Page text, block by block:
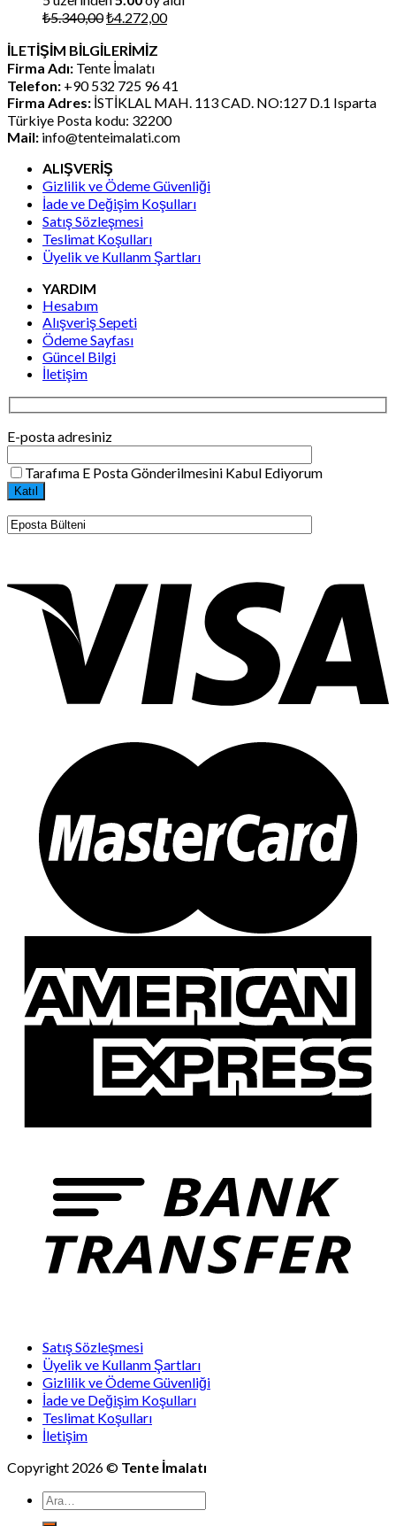
₺5.340,00Orijinal
₺5.340,00.
₺4.272,00Şu
İLETİŞİM BİLGİLERİMİZ
Firma Adı: Tente İmalatı
Telefon: +90 532 725 96 41
Firma Adres: İSTİKLAL MAH. 113 CAD. NO:127 D.1 Isparta
Türkiye Posta kodu: 32200
Mail: info@tenteimalati.com
ALIŞVERİŞ
Gizlilik ve Ödeme Güvenliği
İade ve Değişim Koşulları
Satış Sözleşmesi
Teslimat Koşulları
Üyelik ve Kullanm Şartları
YARDIM
Hesabım
Alışveriş Sepeti
Ödeme Sayfası
Güncel Bilgi
İletişim
E-posta adresiniz
Tarafıma E Posta Gönderilmesini Kabul Ediyorum
Satış Sözleşmesi
Üyelik ve Kullanm Şartları
Gizlilik ve Ödeme Güvenliği
İade ve Değişim Koşulları
Teslimat Koşulları
İletişim
Copyright 2026 © Tente İmalatı
Ara: